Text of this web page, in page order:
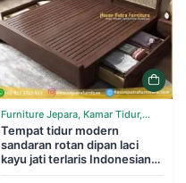
Furniture Jepara, Kamar Tidur,
Tempat Tidur
Tempat tidur modern
sandaran rotan dipan laci
kayu jati terlaris Indonesian